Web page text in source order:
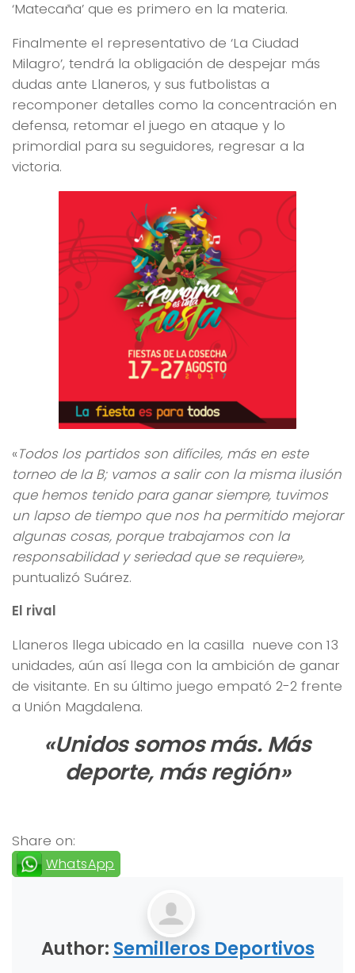
‘Matecaña’ que es primero en la materia.
Finalmente el representativo de ‘La Ciudad
Milagro’, tendrá la obligación de despejar más
dudas ante Llaneros, y sus futbolistas a
recomponer detalles como la concentración en
defensa, retomar el juego en ataque y lo
primordial para su seguidores, regresar a la
victoria.
«Todos los partidos son difíciles, más en este
torneo de la B; vamos a salir con la misma ilusión
que hemos tenido para ganar siempre, tuvimos
un lapso de tiempo que nos ha permitido mejorar
algunas cosas, porque trabajamos con la
responsabilidad y seriedad que se requiere»,
puntualizó Suárez.
El rival
Llaneros llega ubicado en la casilla nueve con 13
unidades, aún así llega con la ambición de ganar
de visitante. En su último juego empató 2-2 frente
a Unión Magdalena.
«Unidos somos más. Más
deporte, más región»
Share on:
WhatsApp
Author: Semilleros Deportivos